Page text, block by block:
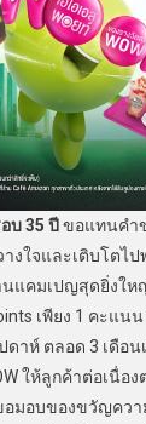
บ35 ปีขอแทนคำ
างใจและเติบโตไ
แคมเปญสุดยิ่งให
เพียง 1 คะแน
ดาห์ ตลอด 3 เดือน
ให้ลูกค้าต่อเนื่
มอบของขวัญควา